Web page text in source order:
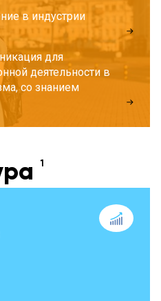
в индустрии
для
деятельности в
со знанием